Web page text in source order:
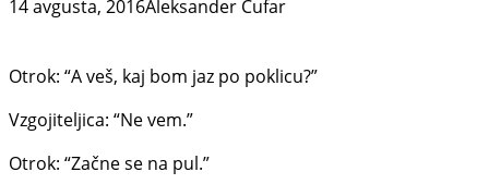
14 avgusta, 2016Aleksander Čufar
Otrok: “A veš, kaj bom jaz po poklicu?”
Vzgojiteljica: “Ne vem.”
Otrok: “Začne se na pul.”